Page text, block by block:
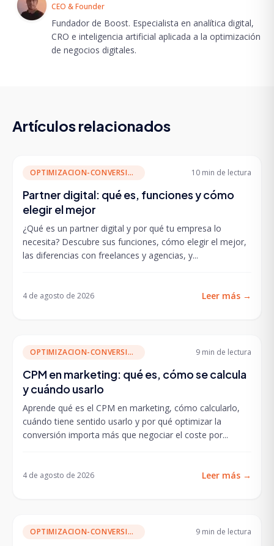
CEO & Founder
Fundador de Boost. Especialista en analítica digital,
CRO e inteligencia artificial aplicada a la optimización
de negocios digitales.
Artículos relacionados
OPTIMIZACION-CONVERSION 10 min de lectura
Partner digital: qué es, funciones y cómo
elegir el mejor
¿Qué es un partner digital y por qué tu empresa lo
necesita? Descubre sus funciones, cómo elegir el mejor,
las diferencias con freelances y agencias, y...
4 de agosto de 2026 Leer más →
OPTIMIZACION-CONVERSION 9 min de lectura
CPM en marketing: qué es, cómo se calcula
y cuándo usarlo
Aprende qué es el CPM en marketing, cómo calcularlo,
cuándo tiene sentido usarlo y por qué optimizar la
conversión importa más que negociar el coste por...
4 de agosto de 2026 Leer más →
OPTIMIZACION-CONVERSION 9 min de lectura